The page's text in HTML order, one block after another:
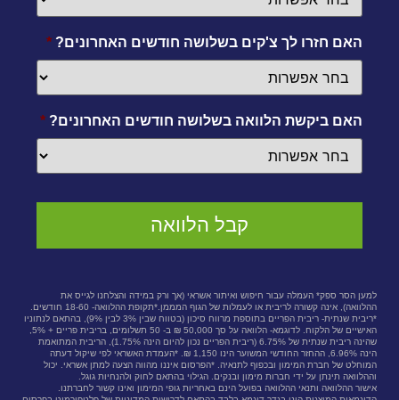
האם חזרו לך צ'קים בשלושה חודשים האחרונים? *
האם ביקשת הלוואה בשלושה חודשים האחרונים? *
למען הסר ספק* העמלה עבור חיפוש ואיתור אשראי (אך ורק במידה והצלחנו לגייס את
ההלוואה), אינה קשורה לריבית או לעמלות של הגוף המממן.*תקופת ההלוואה- 18-60 חודשים.
*ריבית שנתית- ריבית הפריים בתוספת מרווח סיכון (בטווח שבין 3% לבין 9%), בהתאם לנתוניו
שהינה ריבית שנתית של 6.75% (ריבית הפריים נכון להיום הינה 1.75%), הריבית המתואמת
הינה 6.96%, ההחזר החודשי המשוער הינו 1,150 ₪. *העמדת האשראי לפי שיקול דעתה
המוחלט של חברת המימון ובכפוף לתנאיה. *הפרסום איננו מהווה הצעה למתן אשראי. יכול
וההלוואה תינתן על ידי חברות מימון ובנקים. הגילוי בהתאם לחוק ולהנחיות גוגל.
אישור ההלוואה ותנאי ההלוואה בפועל הינם באחריות גופי המימון ואינו קשור לחברתנו.